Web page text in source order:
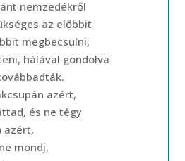
nemzedékről
az előbbit
megbecsülni,
hálával gondolva
azért,
és ne tégy
azért,
mondj,